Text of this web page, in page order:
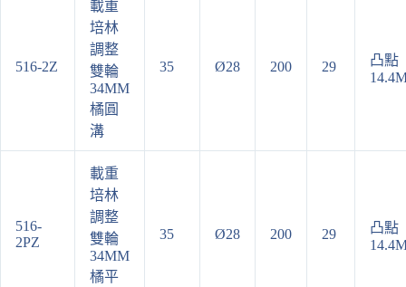
516-2Z
載重
培林
調整
雙輪
34MM
橘圓
溝
35 Ø28 200 29
凸點
516-
2PZ
載重
培林
調整
雙輪
34MM
橘平
35 Ø28 200 29
凸點